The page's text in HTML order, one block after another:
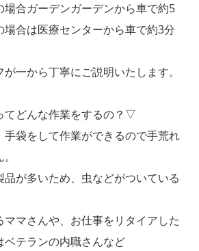
場合ガーデンガーデンから車で約5
合は医療センターから車で約3分
一から丁寧にご説明いたします。
どんな作業をするの？▽
手袋をして作業ができるので手荒れ
品が多いため、虫などがついている
マさんや、お仕事をリタイアした
ベテランの内職さんなど